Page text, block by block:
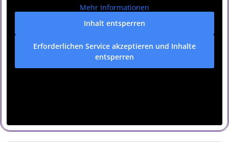
Mehr Informationen
Inhalt entsperren
Erforderlichen Service akzeptieren und Inhalte
entsperren